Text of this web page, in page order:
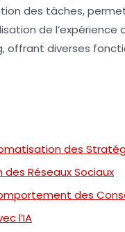
des tâches,
de l’expérience
offrant diverses
des
des Réseaux Sociaux
des
l’IA